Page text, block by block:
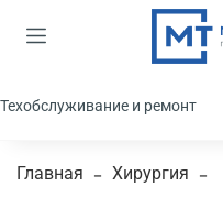
Техобслуживание и ремонт
Главная Хирургия